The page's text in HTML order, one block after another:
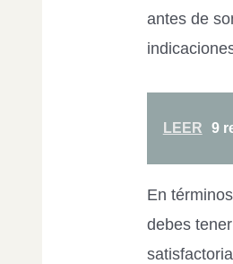
antes de
LEER 9
En
debes